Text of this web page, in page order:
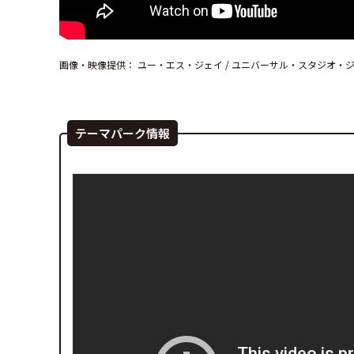
画像・映像提供： ユー・エス・ジェイ / ユニバーサル・スタジオ・
テーマパーク情報